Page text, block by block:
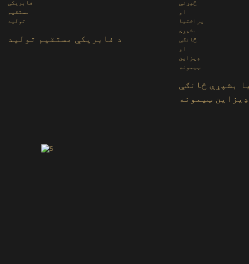
د فابریکې مستقیم تولید
بشپړې څانګې
ټیمونه